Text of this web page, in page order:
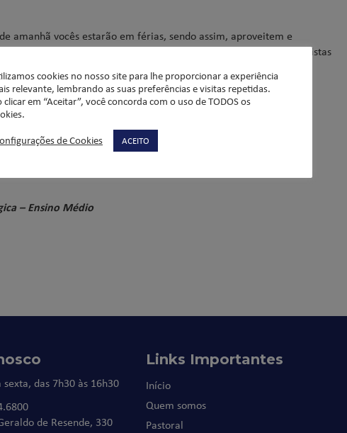
amanhã vocês estarão em férias, sendo assim, aproveitem e
não deixem os estudos totalmente de lado. Leiam os livros das listas
voltaremos com energia total.
– Ensino Médio
sexta, das 7h30 às 16h30
de Resende, 330
Links Importantes
Início
Quem somos
Pastoral
cookies no nosso site para lhe proporcionar a experiência
relevante, lembrando as suas preferências e visitas repetidas.
clicar em “Aceitar”, você concorda com o uso de TODOS os
de Cookies
ACEITO